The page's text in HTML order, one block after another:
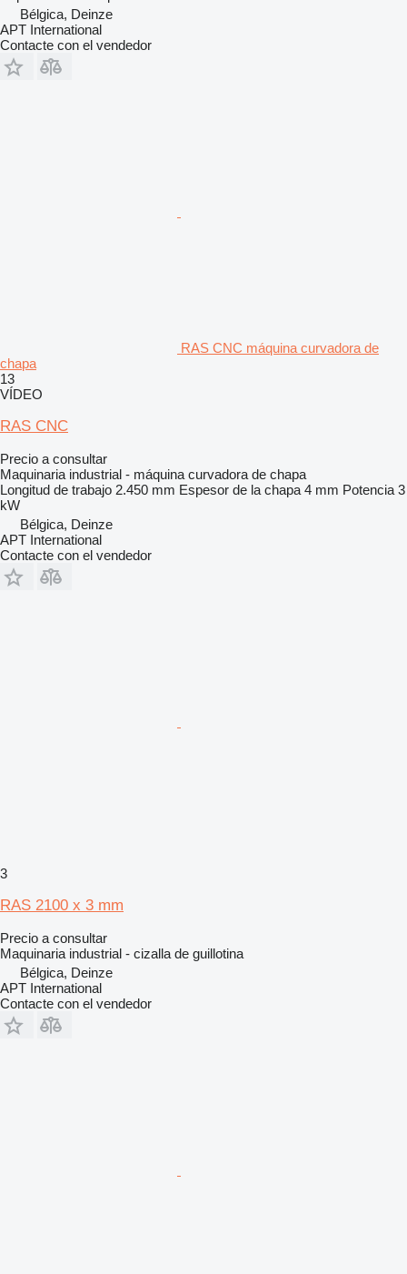
Bélgica, Deinze
APT International
Contacte con el vendedor
RAS CNC máquina curvadora de
chapa
13
VÍDEO
RAS CNC
Precio a consultar
Maquinaria industrial - máquina curvadora de chapa
Longitud de trabajo 2.450 mm Espesor de la chapa 4 mm Potencia 3
kW
Bélgica, Deinze
APT International
Contacte con el vendedor
3
RAS 2100 x 3 mm
Precio a consultar
Maquinaria industrial - cizalla de guillotina
Bélgica, Deinze
APT International
Contacte con el vendedor